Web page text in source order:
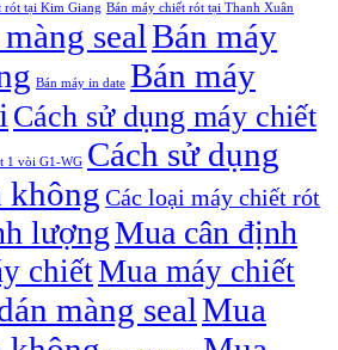
rót tại Kim Giang Bán máy chiết rót tại Thanh Xuân
sealBán máy
Bán máy in date Bán máy
Cách sử dụng máy chiết
1 vòi G1-WG Cách sử dụng
không Các loại máy chiết rót
lượngMua cân định
chiếtMua máy chiết
màng sealMua